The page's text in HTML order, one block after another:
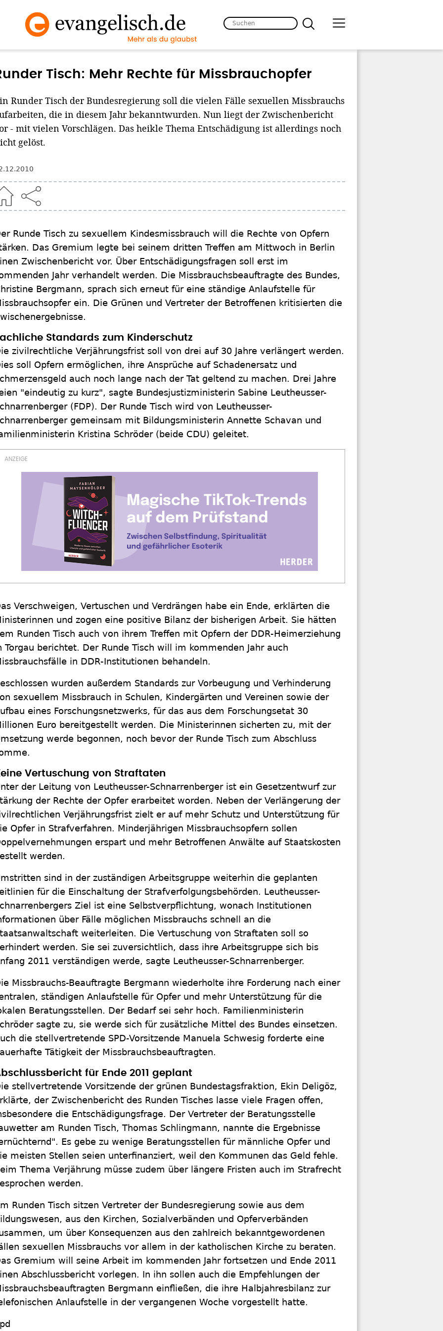
Tisch: Mehr Rechte für Missbrauchopfer
Runder Tisch der Bundesregierung soll die vielen Fälle sexuellen Missbrauchs
die in diesem Jahr bekanntwurden. Nun liegt der Zwischenbericht
- mit vielen Vorschlägen. Das heikle Thema Entschädigung ist allerdings noch
gelöst.
Runde Tisch zu sexuellem Kindesmissbrauch will die Rechte von Opfern
Das Gremium legte bei seinem dritten Treffen am Mittwoch in Berlin
Zwischenbericht vor. Über Entschädigungsfragen soll erst im
Jahr verhandelt werden. Die Missbrauchsbeauftragte des Bundes,
Bergmann, sprach sich erneut für eine ständige Anlaufstelle für
ein. Die Grünen und Vertreter der Betroffenen kritisierten die
Standards zum Kinderschutz
zivilrechtliche Verjährungsfrist soll von drei auf 30 Jahre verlängert werden.
soll Opfern ermöglichen, ihre Ansprüche auf Schadenersatz und
auch noch lange nach der Tat geltend zu machen. Drei Jahre
"eindeutig zu kurz", sagte Bundesjustizministerin Sabine Leutheusser-
(FDP). Der Runde Tisch wird von Leutheusser-
gemeinsam mit Bildungsministerin Annette Schavan und
Kristina Schröder (beide CDU) geleitet.
Verschweigen, Vertuschen und Verdrängen habe ein Ende, erklärten die
und zogen eine positive Bilanz der bisherigen Arbeit. Sie hätten
Runden Tisch auch von ihrem Treffen mit Opfern der DDR-Heimerziehung
Torgau berichtet. Der Runde Tisch will im kommenden Jahr auch
in DDR-Institutionen behandeln.
wurden außerdem Standards zur Vorbeugung und Verhinderung
sexuellem Missbrauch in Schulen, Kindergärten und Vereinen sowie der
eines Forschungsnetzwerks, für das aus dem Forschungsetat 30
Euro bereitgestellt werden. Die Ministerinnen sicherten zu, mit der
werde begonnen, noch bevor der Runde Tisch zum Abschluss
Vertuschung von Straftaten
der Leitung von Leutheusser-Schnarrenberger ist ein Gesetzentwurf zur
der Rechte der Opfer erarbeitet worden. Neben der Verlängerung der
Verjährungsfrist zielt er auf mehr Schutz und Unterstützung für
Opfer in Strafverfahren. Minderjährigen Missbrauchsopfern sollen
erspart und mehr Betroffenen Anwälte auf Staatskosten
werden.
sind in der zuständigen Arbeitsgruppe weiterhin die geplanten
für die Einschaltung der Strafverfolgungsbehörden. Leutheusser-
Ziel ist eine Selbstverpflichtung, wonach Institutionen
über Fälle möglichen Missbrauchs schnell an die
weiterleiten. Die Vertuschung von Straftaten soll so
werden. Sie sei zuversichtlich, dass ihre Arbeitsgruppe sich bis
2011 verständigen werde, sagte Leutheusser-Schnarrenberger.
Missbrauchs-Beauftragte Bergmann wiederholte ihre Forderung nach einer
ständigen Anlaufstelle für Opfer und mehr Unterstützung für die
Beratungsstellen. Der Bedarf sei sehr hoch. Familienministerin
sagte zu, sie werde sich für zusätzliche Mittel des Bundes einsetzen.
die stellvertretende SPD-Vorsitzende Manuela Schwesig forderte eine
Tätigkeit der Missbrauchsbeauftragten.
für Ende 2011 geplant
stellvertretende Vorsitzende der grünen Bundestagsfraktion, Ekin Deligöz,
der Zwischenbericht des Runden Tisches lasse viele Fragen offen,
die Entschädigungsfrage. Der Vertreter der Beratungsstelle
am Runden Tisch, Thomas Schlingmann, nannte die Ergebnisse
Es gebe zu wenige Beratungsstellen für männliche Opfer und
meisten Stellen seien unterfinanziert, weil den Kommunen das Geld fehle.
Thema Verjährung müsse zudem über längere Fristen auch im Strafrecht
werden.
Runden Tisch sitzen Vertreter der Bundesregierung sowie aus dem
aus den Kirchen, Sozialverbänden und Opferverbänden
um über Konsequenzen aus den zahlreich bekanntgewordenen
sexuellen Missbrauchs vor allem in der katholischen Kirche zu beraten.
Gremium will seine Arbeit im kommenden Jahr fortsetzen und Ende 2011
Abschlussbericht vorlegen. In ihn sollen auch die Empfehlungen der
Bergmann einfließen, die ihre Halbjahresbilanz zur
Anlaufstelle in der vergangenen Woche vorgestellt hatte.